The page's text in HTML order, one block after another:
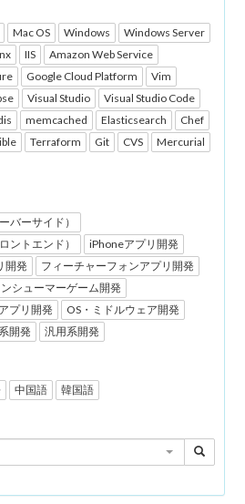
Mac OS Windows
Windows Server
IIS
Amazon Web Service
Google Cloud Platform
Vim
Visual Studio
Visual Studio Code
memcached Elasticsearch
Chef
Terraform Git CVS
Mercurial
バーサイド）
ントエンド）
iPhoneアプリ開発
開発
フィーチャーフォンアプリ開発
シューマーゲーム開発
プリ開発
OS・ミドルウェア開発
開発
汎用系開発
中国語 韓国語